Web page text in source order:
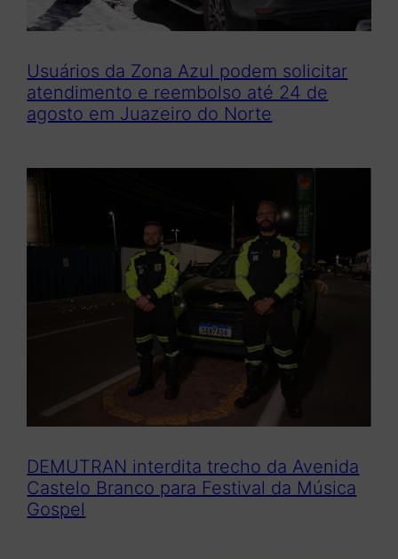
Usuários da Zona Azul podem solicitar
atendimento e reembolso até 24 de
agosto em Juazeiro do Norte
DEMUTRAN interdita trecho da Avenida
Castelo Branco para Festival da Música
Gospel